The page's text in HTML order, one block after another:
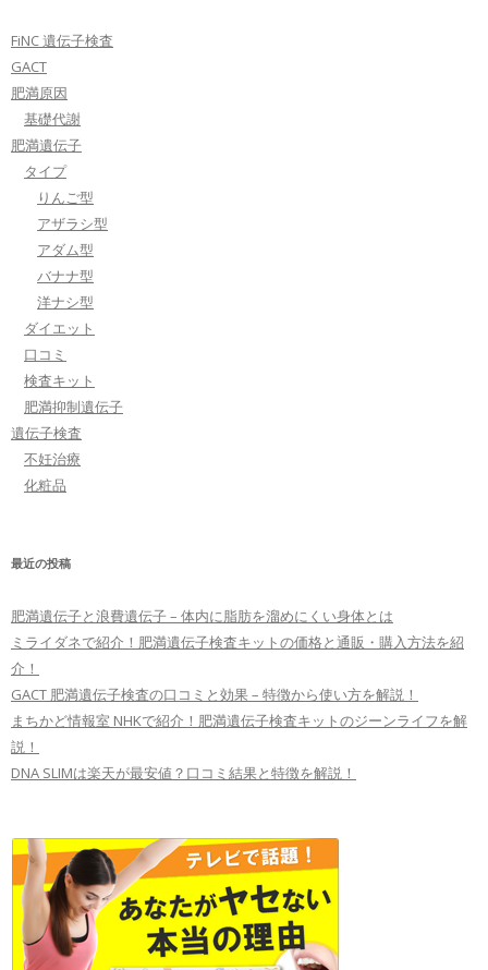
FiNC 遺伝子検査
GACT
肥満原因
基礎代謝
肥満遺伝子
タイプ
りんご型
アザラシ型
アダム型
バナナ型
洋ナシ型
ダイエット
口コミ
検査キット
肥満抑制遺伝子
遺伝子検査
不妊治療
化粧品
最近の投稿
肥満遺伝子と浪費遺伝子 – 体内に脂肪を溜めにくい身体とは
ミライダネで紹介！肥満遺伝子検査キットの価格と通販・購入方法を紹
介！
GACT 肥満遺伝子検査の口コミと効果 – 特徴から使い方を解説！
まちかど情報室 NHKで紹介！肥満遺伝子検査キットのジーンライフを解
説！
DNA SLIMは楽天が最安値？口コミ結果と特徴を解説！